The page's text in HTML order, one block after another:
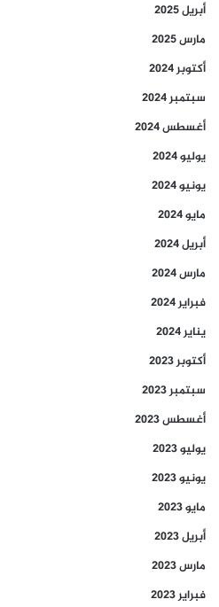
أبريل 2025
مارس 2025
أكتوبر 2024
سبتمبر 2024
أغسطس 2024
يوليو 2024
يونيو 2024
مايو 2024
أبريل 2024
مارس 2024
فبراير 2024
يناير 2024
أكتوبر 2023
سبتمبر 2023
أغسطس 2023
يوليو 2023
يونيو 2023
مايو 2023
أبريل 2023
مارس 2023
فبراير 2023